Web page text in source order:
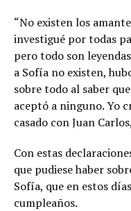
“No existen los
investigué por todas
pero todo son
a Sofía no existen,
sobre todo al saber
aceptó a ninguno. Yo
casado con Juan
Con estas
que pudiese haber
Sofía, que en estos
cumpleaños.